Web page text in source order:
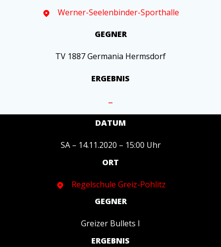
Werner-Seelenbinder-Sporthalle
GEGNER
TV 1887 Germania Hermsdorf
ERGEBNIS
–
DATUM
SA – 14.11.2020 – 15:00 Uhr
ORT
Regelschule Greiz-Pohlitz
GEGNER
Greizer Bullets I
ERGEBNIS